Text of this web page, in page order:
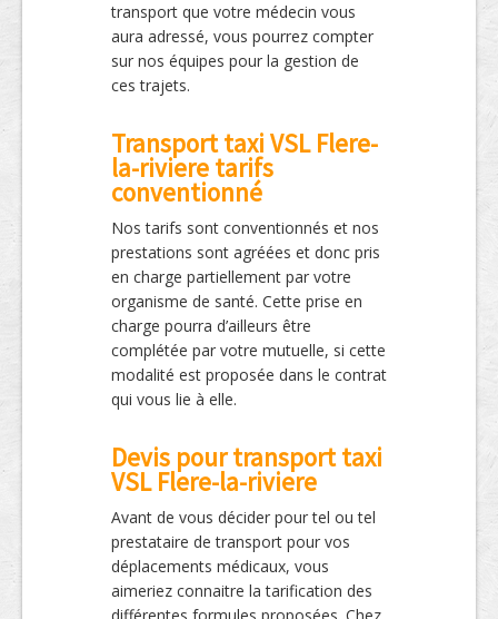
transport que votre médecin vous
aura adressé, vous pourrez compter
sur nos équipes pour la gestion de
ces trajets.
Transport taxi VSL Flere-
la-riviere tarifs
conventionné
Nos tarifs sont conventionnés et nos
prestations sont agréées et donc pris
en charge partiellement par votre
organisme de santé. Cette prise en
charge pourra d’ailleurs être
complétée par votre mutuelle, si cette
modalité est proposée dans le contrat
qui vous lie à elle.
Devis pour transport taxi
VSL Flere-la-riviere
Avant de vous décider pour tel ou tel
prestataire de transport pour vos
déplacements médicaux, vous
aimeriez connaitre la tarification des